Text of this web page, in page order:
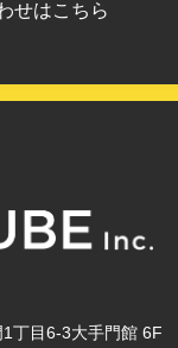
せはこちら
丁目6-3大手門館 6F